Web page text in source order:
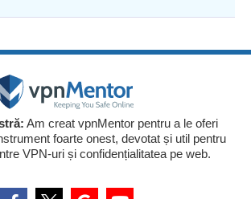
Am creat vpnMentor pentru a le oferi
foarte onest, devotat și util pentru
VPN-uri și confidențialitatea pe web.